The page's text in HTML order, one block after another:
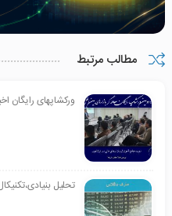
مطالب مرتبط
ورکشاپهای رایگان
تحلیل